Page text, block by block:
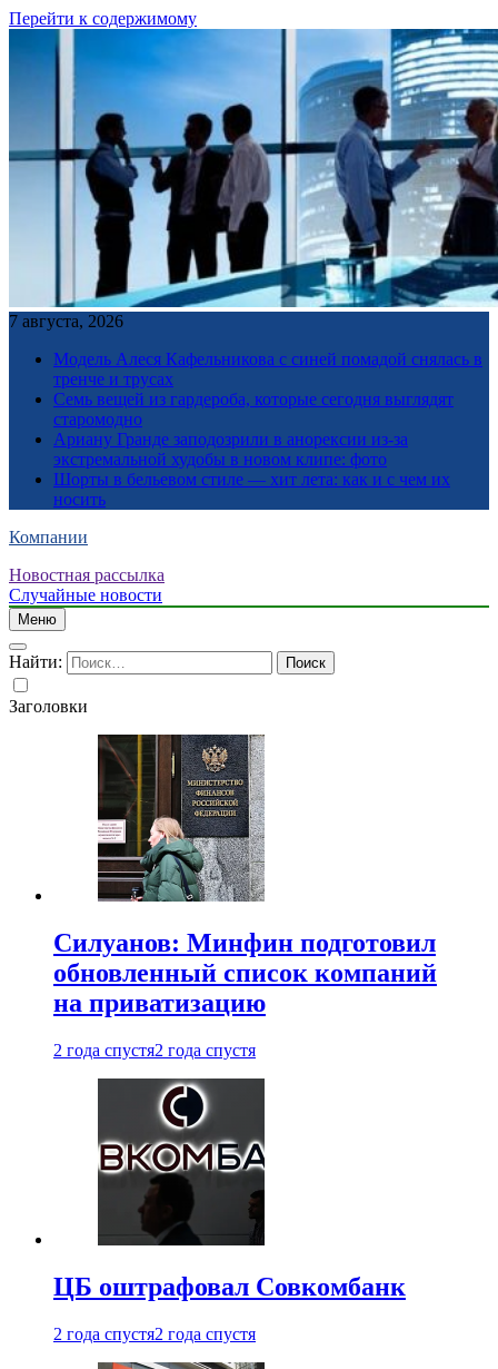
Перейти к содержимому
7 августа, 2026
Модель Алеся Кафельникова с синей помадой снялась в
тренче и трусах
Семь вещей из гардероба, которые сегодня выглядят
старомодно
Ариану Гранде заподозрили в анорексии из-за
экстремальной худобы в новом клипе: фото
Шорты в бельевом стиле — хит лета: как и с чем их
носить
Компании
Новостная рассылка
Случайные новости
Меню
Найти:
Заголовки
Силуанов: Минфин подготовил
обновленный список компаний
на приватизацию
2 года спустя2 года спустя
ЦБ оштрафовал Совкомбанк
2 года спустя2 года спустя